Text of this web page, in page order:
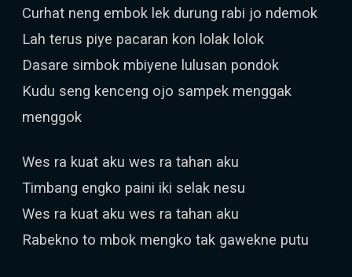
Curhat neng embok lek durung rabi jo ndemok
Lah terus piye pacaran kon lolak lolok
Dasare simbok mbiyene lulusan pondok
Kudu seng kenceng ojo sampek menggak
menggok
Wes ra kuat aku wes ra tahan aku
Timbang engko paini iki selak nesu
Wes ra kuat aku wes ra tahan aku
Rabekno to mbok mengko tak gawekne putu